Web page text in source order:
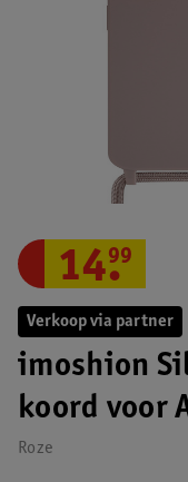
Verkoop via partner
imoshion
koord voor
Roze
14.
99